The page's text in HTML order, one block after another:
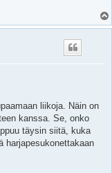
l
liikoja. Näin on
kanssa. Se, onko
täysin siitä, kuka
harjapesukonettakaan